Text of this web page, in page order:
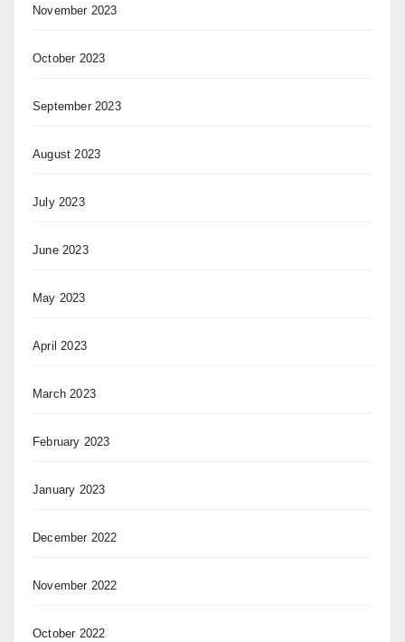
November 2023
October 2023
September 2023
August 2023
July 2023
June 2023
May 2023
April 2023
March 2023
February 2023
January 2023
December 2022
November 2022
October 2022